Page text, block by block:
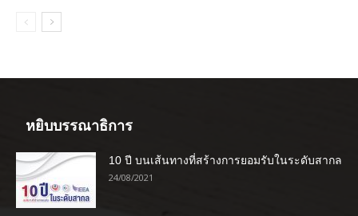
หยิบบรรณาธิการ
10 ปี บนเส้นทางที่สร้างการยอมรับในระดับสากล
24/08/2021